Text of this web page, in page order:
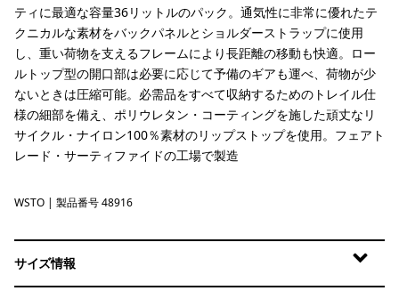
ティに最適な容量36リットルのパック。通気性に非常に優れたテ
クニカルな素材をバックパネルとショルダーストラップに使用
し、重い荷物を支えるフレームにより長距離の移動も快適。ロー
ルトップ型の開口部は必要に応じて予備のギアも運べ、荷物が少
ないときは圧縮可能。必需品をすべて収納するためのトレイル仕
様の細部を備え、ポリウレタン・コーティングを施した頑丈なリ
サイクル・ナイロン100％素材のリップストップを使用。フェアト
レード・サーティファイドの工場で製造
Weathered Stone
WSTO | 製品番号 48916
サイズ情報